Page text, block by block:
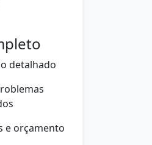
detalhado
e orçamento